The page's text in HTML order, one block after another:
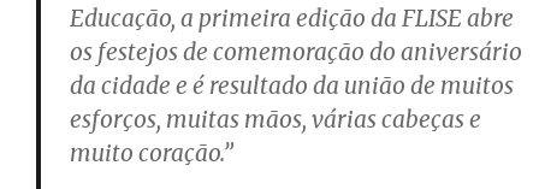
Educação, a primeira edição da FLISE abre
os festejos de comemoração do aniversário
da cidade e é resultado da união de muitos
esforços, muitas mãos, várias cabeças e
muito coração.”